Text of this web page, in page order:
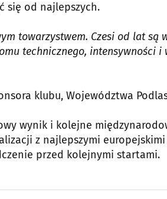
się od najlepszych.
towarzystwem. Czesi od lat są
technicznego, intensywności i
klubu, Województwa
wynik i kolejne
z najlepszymi europejskimi
przed kolejnymi startami.